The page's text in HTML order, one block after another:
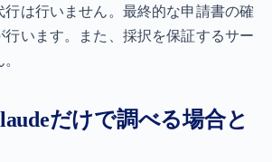
行は行いません。最終的な申請書の確
行います。また、採択を保証するサー
だけで調べる場合と